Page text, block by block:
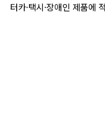
터카·택시·장애인 제품에